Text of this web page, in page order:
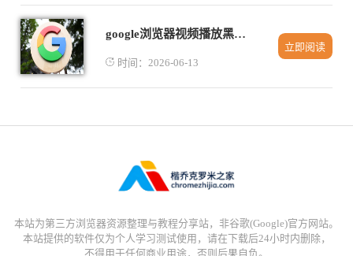
google浏览器视频播放黑屏故障修复实用教程
时间：2026-06-13
立即阅读
本站为第三方浏览器资源整理与教程分享站，非谷歌(Google)官方网站。
本站提供的软件仅为个人学习测试使用，请在下载后24小时内删除，
不得用于任何商业用途，否则后果自负。